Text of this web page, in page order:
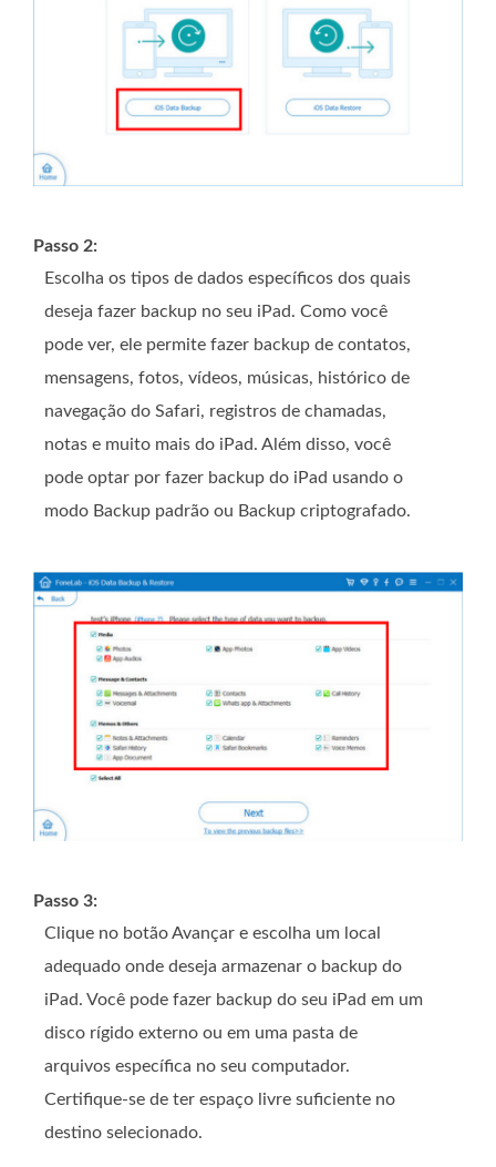
Passo 2:
Escolha os tipos de dados específicos dos quais
deseja fazer backup no seu iPad. Como você
pode ver, ele permite fazer backup de contatos,
mensagens, fotos, vídeos, músicas, histórico de
navegação do Safari, registros de chamadas,
notas e muito mais do iPad. Além disso, você
pode optar por fazer backup do iPad usando o
modo Backup padrão ou Backup criptografado.
Passo 3:
Clique no botão Avançar e escolha um local
adequado onde deseja armazenar o backup do
iPad. Você pode fazer backup do seu iPad em um
disco rígido externo ou em uma pasta de
arquivos específica no seu computador.
Certifique-se de ter espaço livre suficiente no
destino selecionado.